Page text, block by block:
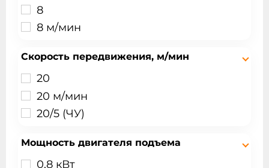
8
8 м/мин
Скорость передвижения, м/мин
20
20 м/мин
20/5 (ЧУ)
Мощность двигателя подъема
0,8 кВт